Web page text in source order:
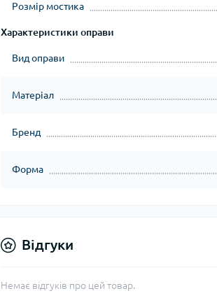
Розмір мостика
Характеристики оправи
Вид оправи
Матеріал
Бренд
Форма
Відгуки
Немає відгуків про цей товар.